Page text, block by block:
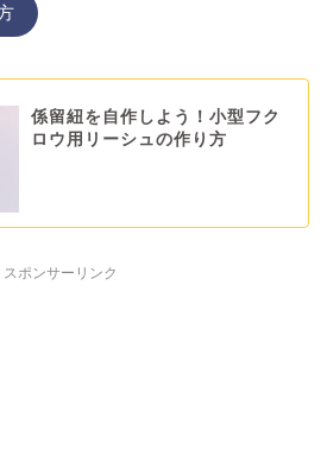
係留紐を自作しよう！小型フク
ロウ用リーシュの作り方
スポンサーリンク